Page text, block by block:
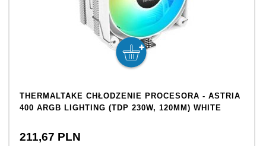
THERMALTAKE CHŁODZENIE PROCESORA - ASTRIA
400 ARGB LIGHTING (TDP 230W, 120MM) WHITE
211,67 PLN